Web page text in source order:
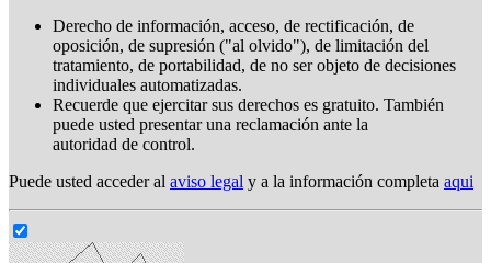
Derecho de información, acceso, de rectificación, de
oposición, de supresión ("al olvido"), de limitación del
tratamiento, de portabilidad, de no ser objeto de decisiones
individuales automatizadas.
Recuerde que ejercitar sus derechos es gratuito. También
puede usted presentar una reclamación ante la
autoridad de control.
Puede usted acceder al aviso legal y a la información completa aqui